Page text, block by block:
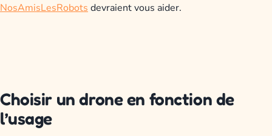
NosAmisLesRobots devraient vous aider.
Choisir un drone en fonction de
l’usage